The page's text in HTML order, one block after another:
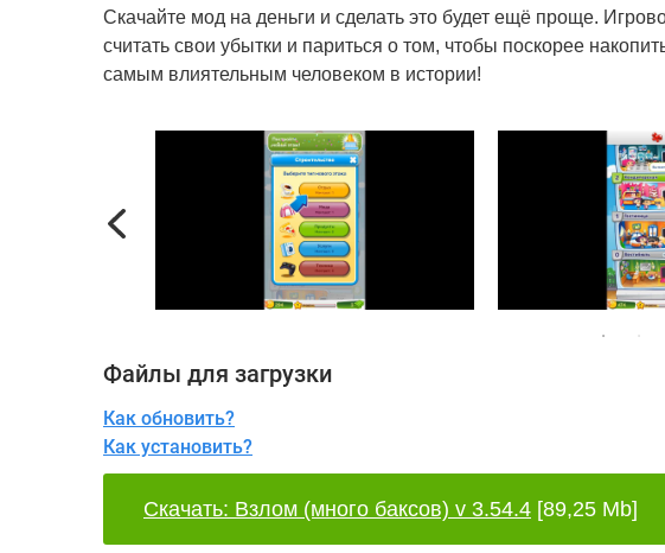
Скачайте мод на деньги и сделать это будет ещё проще.
считать свои убытки и париться о том, чтобы поскорее
самым влиятельным человеком в истории!
Previous
Файлы для загрузки
Как обновить?
Как установить?
Скачать: Взлом (много баксов) v 3.54.4 [89,25 Mb]